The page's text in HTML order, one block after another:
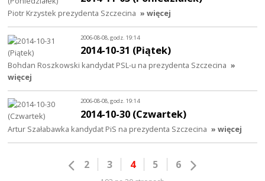
Piotr Krzystek prezydenta Szczecina » więcej
2006-08-08, godz. 19:14
2014-10-31 (Piątek)
Bohdan Roszkowski kandydat PSL-u na prezydenta Szczecina »
więcej
2006-08-08, godz. 19:14
2014-10-30 (Czwartek)
Artur Szałabawka kandydat PiS na prezydenta Szczecina » więcej
2 3 4 5 6